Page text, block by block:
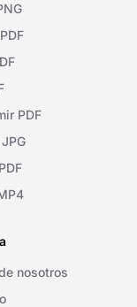
PDF
nosotros